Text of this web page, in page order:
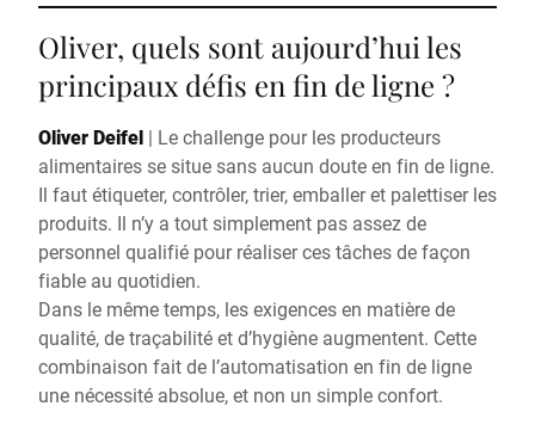
Oliver, quels sont aujourd’hui les
principaux défis en fin de ligne ?
Oliver Deifel | Le challenge pour les producteurs
alimentaires se situe sans aucun doute en fin de ligne.
Il faut étiqueter, contrôler, trier, emballer et palettiser les
produits. Il n’y a tout simplement pas assez de
personnel qualifié pour réaliser ces tâches de façon
fiable au quotidien.
Dans le même temps, les exigences en matière de
qualité, de traçabilité et d’hygiène augmentent. Cette
combinaison fait de l’automatisation en fin de ligne
une nécessité absolue, et non un simple confort.